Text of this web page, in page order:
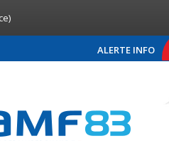
ALERTE INFO
COMMUNIQUÉ DE